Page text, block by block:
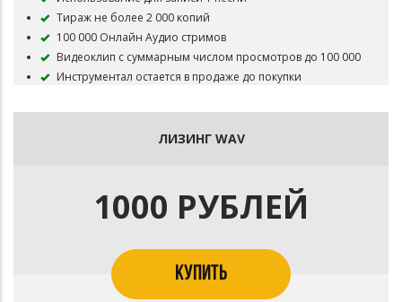
Тираж не более 2 000 копий
100 000 Онлайн Аудио стримов
Видеоклип с суммарным числом просмотров до 100 000
Инструментал остается в продаже до покупки
Все права на инструментал сохраняются за
В названии трека необходимо указать (Prod. marlon)
Приобретая данный тип лицензии Вы соглашаетесь с
условиями пользования
ЛИЗИНГ WAV
1000 РУБЛЕЙ
КУПИТЬ